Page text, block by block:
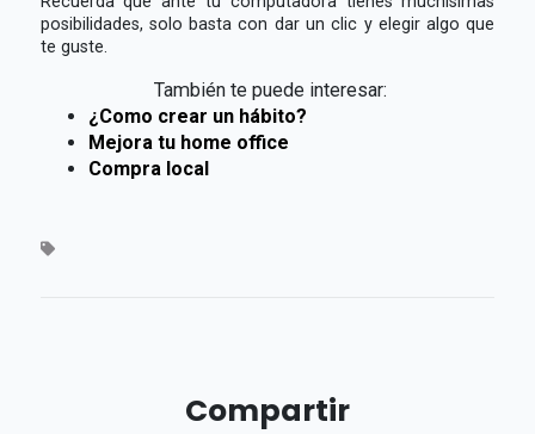
posibilidades, solo basta con dar un clic y elegir algo que
te guste.
También te puede interesar:
¿Como crear un hábito?
Mejora tu home office
Compra local
Compartir